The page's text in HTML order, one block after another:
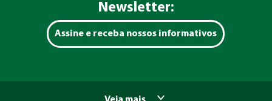
Newsletter:
Assine e receba nossos informativos